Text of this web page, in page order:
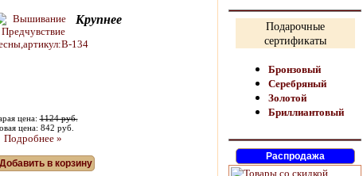
Крупнее
цена:1124 руб.
цена: 842 руб.
Подробнее »
Добавить в корзину
Подарочные
сертификаты
Бронзовый
Серебряный
Золотой
Бриллиантовый